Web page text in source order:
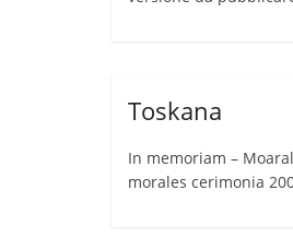
Toskana
In memoriam –
morales cerimonia